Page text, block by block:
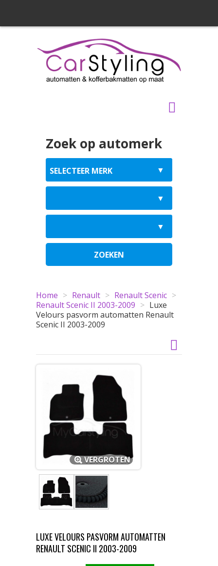
Zoek op automerk
ZOEKEN
Home > Renault > Renault Scenic >
Renault Scenic II 2003-2009 > Luxe
Velours pasvorm automatten Renault
Scenic II 2003-2009
VERGROTEN
LUXE VELOURS PASVORM AUTOMATTEN
RENAULT SCENIC II 2003-2009